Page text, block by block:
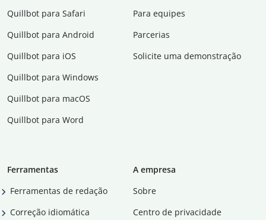
Quillbot para Safari
Quillbot para Android
Quillbot para iOS
Quillbot para Windows
Quillbot para macOS
Quillbot para Word
Para equipes
Parcerias
Solicite uma demonstração
Ferramentas
Ferramentas de redação
Correção idiomática
A empresa
Sobre
Centro de privacidade